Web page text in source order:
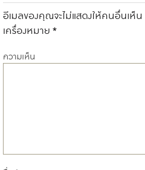
อีเมลของคุณจะไม่แสดงให้คนอื่นเห็น
เครื่องหมาย *
ความเห็น